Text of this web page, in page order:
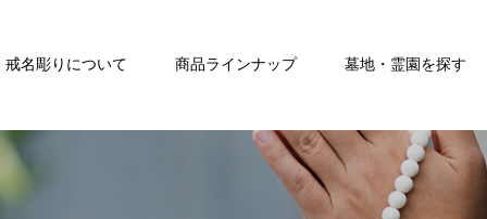
戒名彫りについて 商品ラインナップ 墓地・霊園を探す